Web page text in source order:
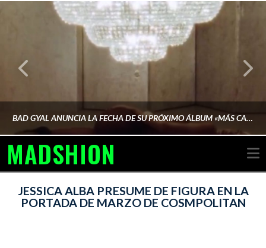
BAD GYAL ANUNCIA LA FECHA DE SU PRÓXIMO ÁLBUM «MÁS CARA»
MADSHION
JESSICA ALBA PRESUME DE FIGURA EN LA
PORTADA DE MARZO DE COSMPOLITAN